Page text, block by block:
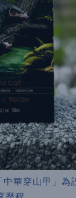
華穿山甲」為